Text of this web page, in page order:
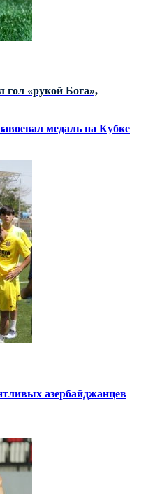
«рукой Бога»,
медаль на Кубке
азербайджанцев